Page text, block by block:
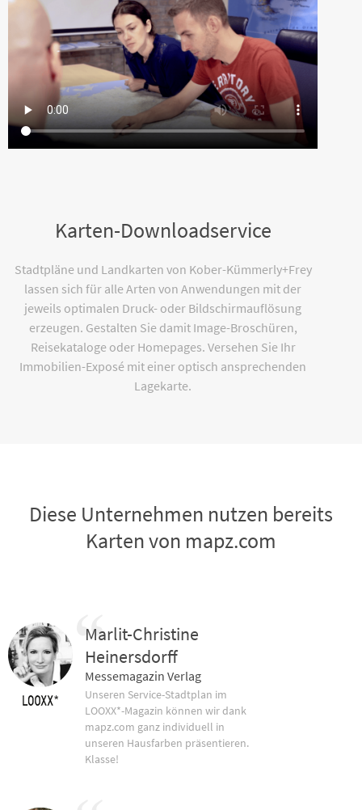
Karten-Downloadservice
Stadtpläne und Landkarten von Kober-Kümmerly+Frey
lassen sich für alle Arten von Anwendungen mit der
jeweils optimalen Druck- oder Bildschirmauflösung
erzeugen. Gestalten Sie damit Image-Broschüren,
Reisekataloge oder Homepages. Versehen Sie Ihr
Immobilien-Exposé mit einer optisch ansprechenden
Lagekarte.
Diese Unternehmen nutzen bereits
Karten von mapz.com
Marlit-Christine
Heinersdorff
Messemagazin Verlag
Unseren Service-Stadtplan im
LOOXX*-Magazin können wir dank
mapz.com ganz individuell in
unseren Hausfarben präsentieren.
Klasse!